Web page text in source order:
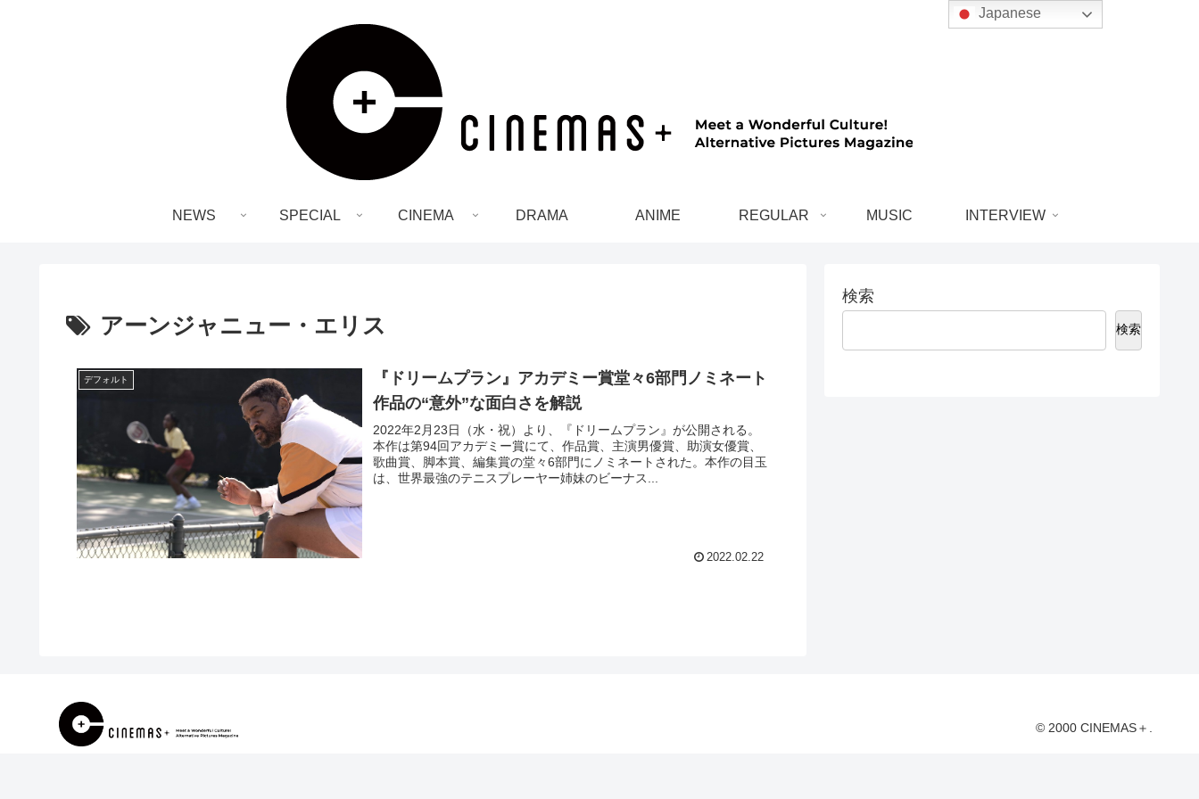
NEWS SPECIAL CINEMA DRAMA ANIME REGULAR MUSIC INTERVIEW
アーンジャニュー・エリス
デフォルト
『ドリームプラン』アカデミー賞堂々6部門ノミネート
作品の“意外”な面白さを解説
2022年2月23日（水・祝）より、『ドリームプラン』が公開される。
本作は第94回アカデミー賞にて、作品賞、主演男優賞、助演女優賞、
歌曲賞、脚本賞、編集賞の堂々6部門にノミネートされた。本作の目玉
は、世界最強のテニスプレーヤー姉妹のビーナス...
2022.02.22
検索
検索
© 2000 CINEMAS＋.
Japanese